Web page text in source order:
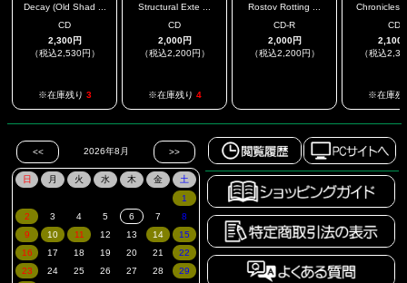
Decay (Old Shad ...
CD
2,300円
（税込2,530円）
※在庫残り 3
Structural Exte ...
CD
2,000円
（税込2,200円）
※在庫残り 4
Rostov Rotting ...
CD-R
2,000円
（税込2,200円）
Chronicles
CD
2,100
（税込
※在庫残